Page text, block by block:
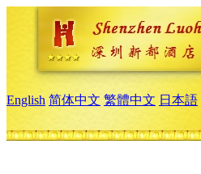
English 简体中文 繁體中文 日本語